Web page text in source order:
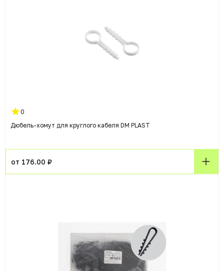
0
Дюбель-хомут для круглого кабеля DM PLAST
от 176.00 ₽